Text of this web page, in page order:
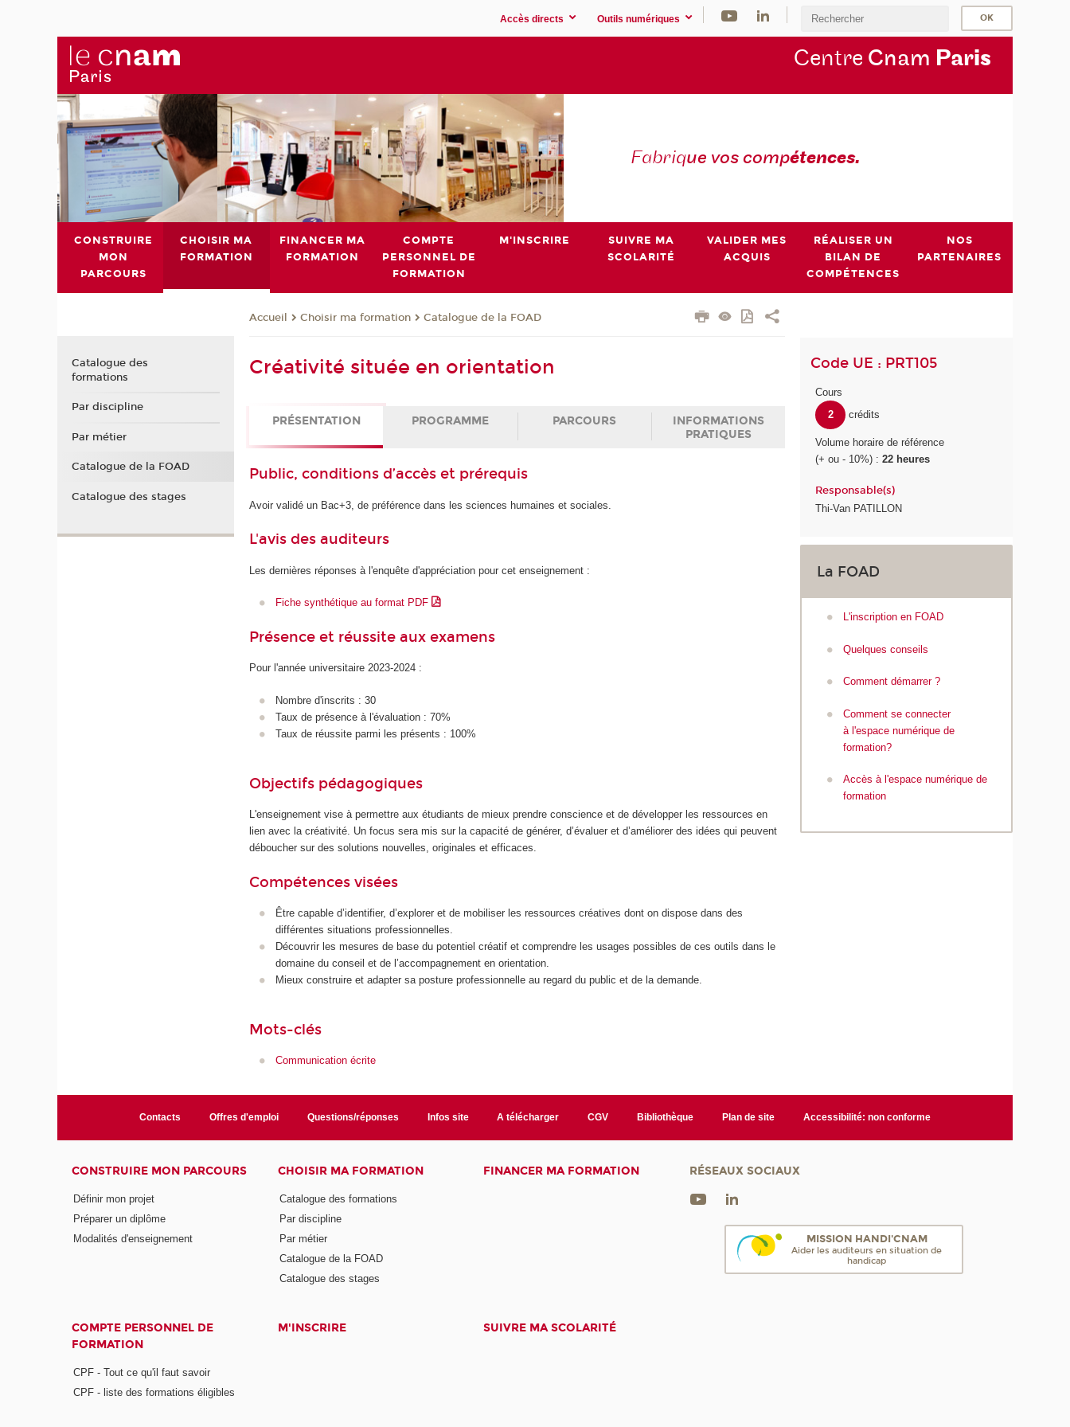
Accès directs Outils numériques
Centre Cnam Paris
Fabrique vos compétences.
CONSTRUIRE
MON
PARCOURS
CHOISIR MA
FORMATION
FINANCER MA
FORMATION
COMPTE
PERSONNEL DE
FORMATION
M'INSCRIRE
SUIVRE MA
SCOLARITÉ
VALIDER MES
ACQUIS
RÉALISER UN
BILAN DE
COMPÉTENCES
NOS
PARTENAIRES
Accueil Choisir ma formation Catalogue de la FOAD
Créativité située en orientation
PRÉSENTATION PROGRAMME PARCOURS
INFORMATIONS
PRATIQUES
Public, conditions d’accès et prérequis
Avoir validé un Bac+3, de préférence dans les sciences humaines et sociales.
L'avis des auditeurs
Les dernières réponses à l'enquête d'appréciation pour cet enseignement :
Fiche synthétique au format PDF
Présence et réussite aux examens
Pour l'année universitaire 2023-2024 :
Nombre d'inscrits : 30
Taux de présence à l'évaluation : 70%
Taux de réussite parmi les présents : 100%
Objectifs pédagogiques
L'enseignement vise à permettre aux étudiants de mieux prendre conscience et de développer les ressources en
lien avec la créativité. Un focus sera mis sur la capacité de générer, d’évaluer et d’améliorer des idées qui peuvent
déboucher sur des solutions nouvelles, originales et efficaces.
Compétences visées
Être capable d’identifier, d’explorer et de mobiliser les ressources créatives dont on dispose dans des
différentes situations professionnelles.
Découvrir les mesures de base du potentiel créatif et comprendre les usages possibles de ces outils dans le
domaine du conseil et de l’accompagnement en orientation.
Mieux construire et adapter sa posture professionnelle au regard du public et de la demande.
Mots-clés
Communication écrite
Code UE : PRT105
Cours
2
crédits
Volume horaire de référence
(+ ou - 10%) :22 heures
Responsable(s)
Thi-Van PATILLON
La FOAD
L'inscription en FOAD
Quelques conseils
Comment démarrer ?
Comment se connecter
à l'espace numérique de
formation?
Accès à l'espace numérique de
formation
Catalogue des
formations
Par discipline
Par métier
Catalogue de la FOAD
Catalogue des stages
Contacts Offres d'emploi Questions/réponses Infos site A télécharger CGV Bibliothèque Plan de site Accessibilité: non conforme
CONSTRUIRE MON PARCOURS
Définir mon projet
Préparer un diplôme
Modalités d'enseignement
CHOISIR MA FORMATION
Catalogue des formations
Par discipline
Par métier
Catalogue de la FOAD
Catalogue des stages
FINANCER MA FORMATION
COMPTE PERSONNEL DE
FORMATION
CPF - Tout ce qu'il faut savoir
CPF - liste des formations éligibles
M'INSCRIRE SUIVRE MA SCOLARITÉ
RÉSEAUX SOCIAUX
MISSION HANDI'CNAM
Aider les auditeurs en situation de
handicap